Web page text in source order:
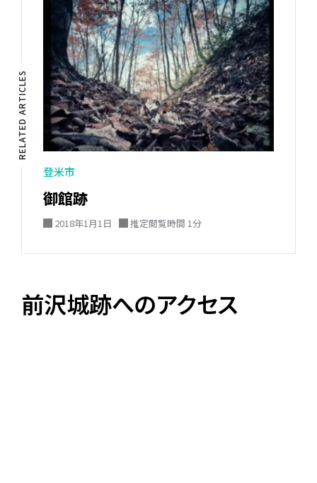
RELATED ARTICLES
登米市
御館跡
2018年1月1日 推定閲覧時間 1分
前沢城跡へのアクセス